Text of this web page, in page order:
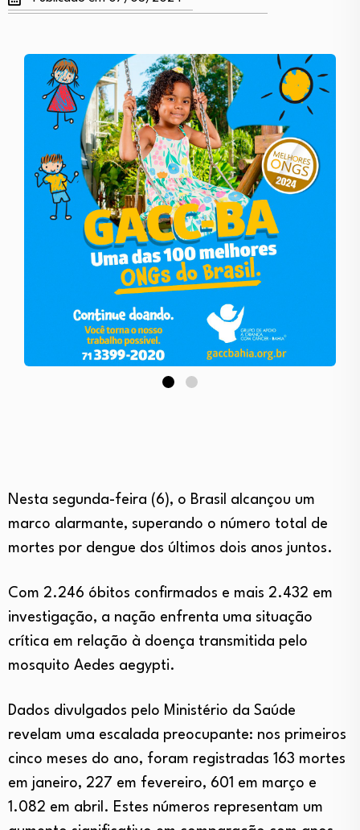
Nesta segunda-feira (6), o Brasil alcançou um
marco alarmante, superando o número total de
mortes por dengue dos últimos dois anos juntos.
Com 2.246 óbitos confirmados e mais 2.432 em
investigação, a nação enfrenta uma situação
crítica em relação à doença transmitida pelo
mosquito Aedes aegypti.
Dados divulgados pelo Ministério da Saúde
revelam uma escalada preocupante: nos primeiros
cinco meses do ano, foram registradas 163 mortes
em janeiro, 227 em fevereiro, 601 em março e
1.082 em abril. Estes números representam um